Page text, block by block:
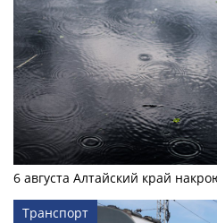
6 августа Алтайский край
Транспорт